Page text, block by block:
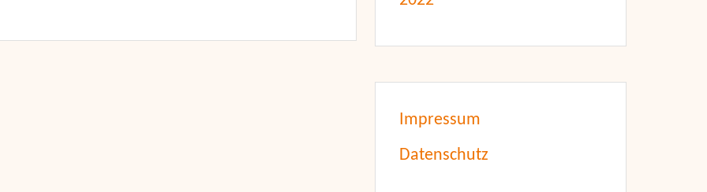
Impressum
Datenschutz